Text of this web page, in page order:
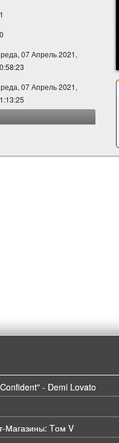
07 Апрель 2021,
07 Апрель 2021,
- Demi Lovato
Магазины: Tом V